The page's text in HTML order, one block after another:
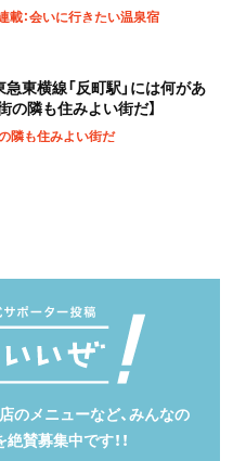
載：会いに行きたい温泉宿
東横線「反町駅」には何があ
の隣も住みよい街だ】
隣も住みよい街だ
のメニューなど、みんなの
絶賛募集中です！！